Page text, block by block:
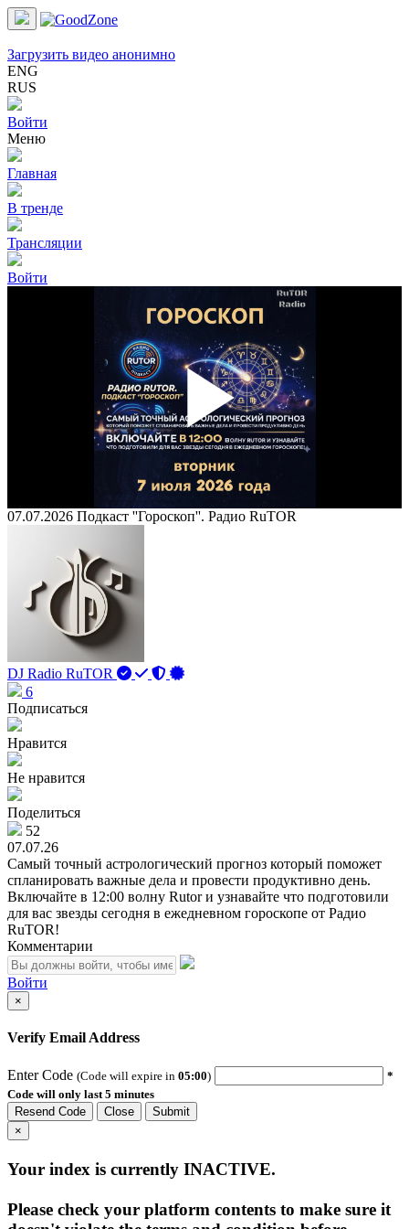
Загрузить видео анонимно
ENG
RUS
Войти
Меню
Главная
В тренде
Трансляции
Войти
Play
07.07.2026 Подкаст ''Гороскоп''. Радио RuTOR
DJ Radio RuTOR
6
Подписаться
Нравится
Не нравится
Поделиться
52
07.07.26
Самый точный астрологический прогноз который поможет
спланировать важные дела и провести продуктивно день.
Включайте в 12:00 волну Rutor и узнавайте что подготовили
для вас звезды сегодня в ежедневном гороскопе от Радио
RuTOR!
Комментарии
Войти
×
Verify Email Address
Enter Code (Code will expire in 05:00)
*
Code will only last 5 minutes
Resend Code
Close
Submit
×
Your index is currently INACTIVE.
Please check your platform contents to make sure it